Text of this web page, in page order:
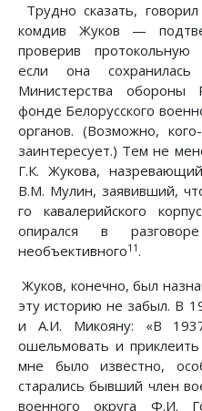
Трудно сказать,
комдив Жуков —
проверив протокольную
если она
Министерства обороны
фонде Белорусского
органов. (Возможно,
заинтересует.) Тем не
Г.К. Жукова,
В.М. Мулин, заявивший,
го кавалерийского
опирался в
необъективного11.
Жуков, конечно, был
эту историю не забыл. В
и А.И. Микояну: «В
ошельмовать и
мне было известно,
старались бывший член
военного округа Ф.И.